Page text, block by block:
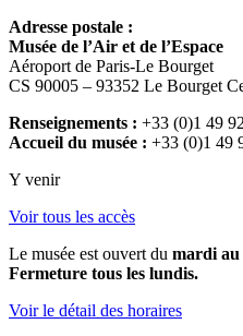
Adresse postale :
Musée de l’Air et de l’Espace
Aéroport de Paris-Le Bourget
CS 90005 – 93352 Le Bourget
Renseignements : +33 (0)1 49
Accueil du musée : +33 (0)1 49
Y venir
Voir tous les accès
Le musée est ouvert du mardi au
Fermeture tous les lundis.
Voir le détail des horaires